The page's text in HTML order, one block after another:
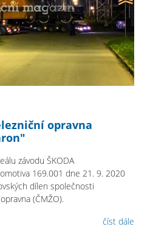
opravna
závodu ŠKODA
169.001 dne 21. 9. 2020
dílen společnosti
(ČMŽO).
číst dále